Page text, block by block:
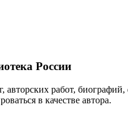
России
работ,
в качестве автора.